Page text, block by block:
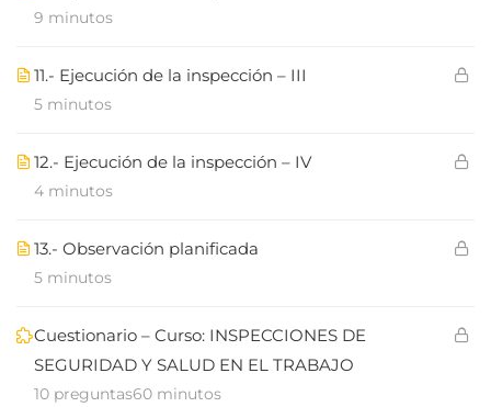
9 minutos
11.- Ejecución de la inspección – III
5 minutos
12.- Ejecución de la inspección – IV
4 minutos
13.- Observación planificada
5 minutos
Cuestionario – Curso: INSPECCIONES DE
SEGURIDAD Y SALUD EN EL TRABAJO
60 minutos
10 preguntas